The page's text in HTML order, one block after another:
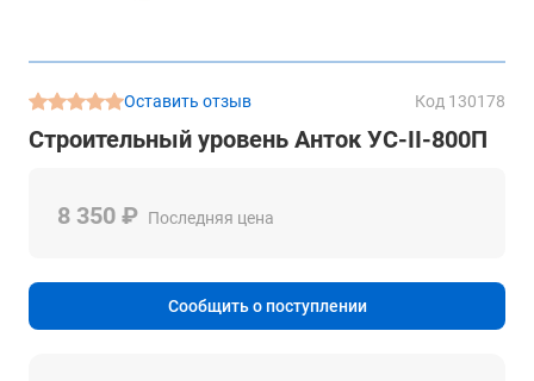
Оставить отзыв Код 130178
Строительный уровень Анток УС-II-800П
8 350 ₽ Последняя цена
Сообщить о поступлении